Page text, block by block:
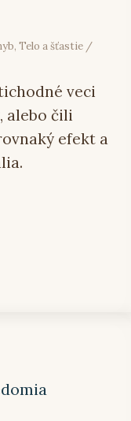
, Telo a šťastie/
veci
alebo čili
efekt a